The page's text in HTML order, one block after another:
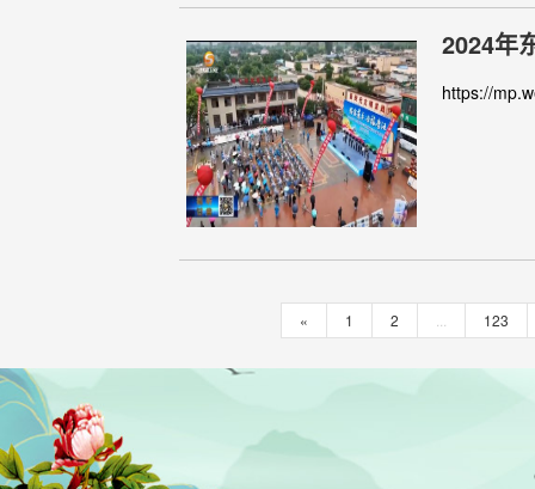
2024年
https://
« 1 2 123